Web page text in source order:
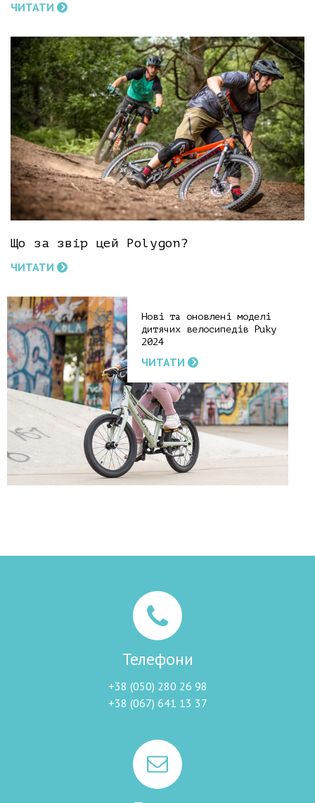
ЧИТАТИ
Що за звір цей Polygon?
ЧИТАТИ
Нові та оновлені моделі
дитячих велосипедів Puky
2024
ЧИТАТИ
Телефони
+38 (050) 280 26 98
+38 (067) 641 13 37